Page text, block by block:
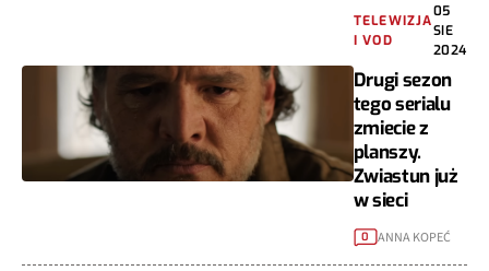
TELEWIZJA
I VOD
05
SIE
2024
Drugi sezon
tego serialu
zmiecie z
planszy.
Zwiastun już
w sieci
0 ANNA KOPEĆ